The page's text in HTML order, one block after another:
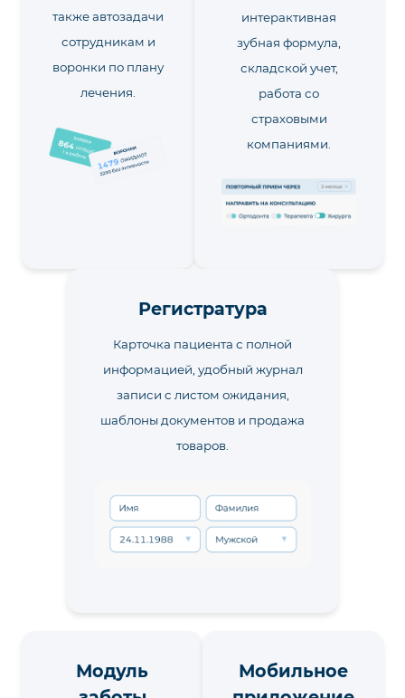
также автозадачи
сотрудникам и
воронки по плану
лечения.
интерактивная
зубная формула,
складской учет,
работа со
страховыми
компаниями.
Регистратура
Карточка пациента с полной
информацией, удобный журнал
записи с листом ожидания,
шаблоны документов и продажа
товаров.
Модуль
Мобильное